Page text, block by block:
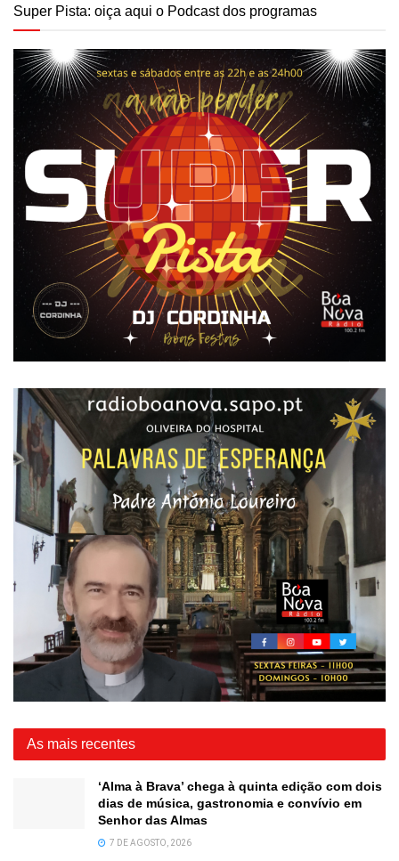
Super Pista: oiça aqui o Podcast dos programas
As mais recentes
‘Alma à Brava’ chega à quinta edição com dois
dias de música, gastronomia e convívio em
Senhor das Almas
7 DE AGOSTO, 2026